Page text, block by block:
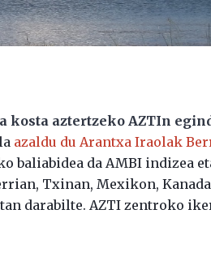
kosta aztertzeko AZTIn
azaldu du Arantxa Iraolak
baliabidea da AMBI indizea
Txinan, Mexikon,
darabilte. AZTI zentroko